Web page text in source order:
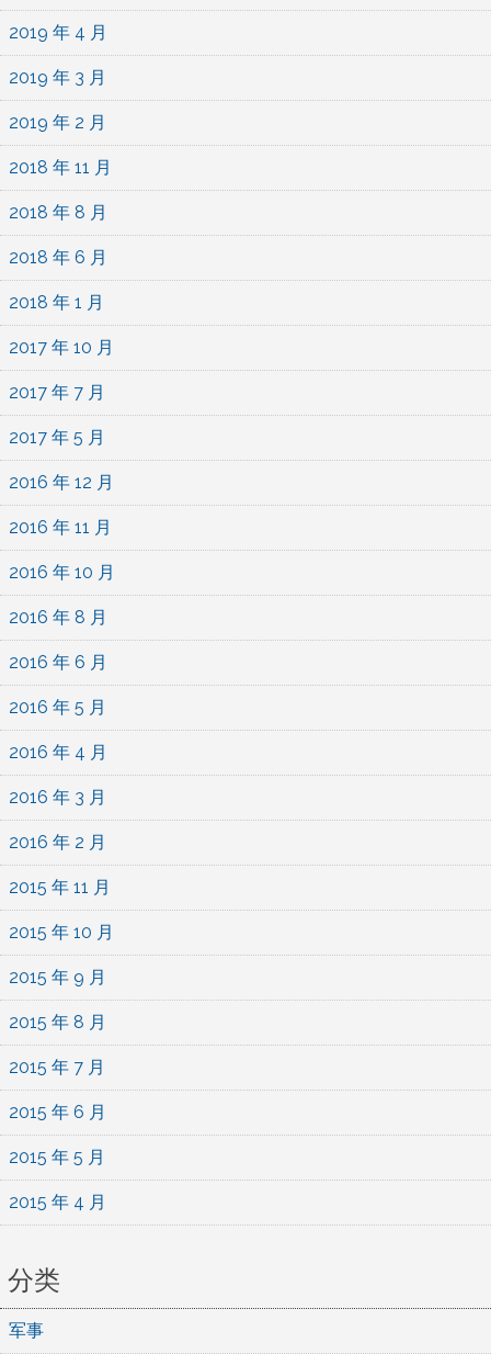
2019 年 4 月
2019 年 3 月
2019 年 2 月
2018 年 11 月
2018 年 8 月
2018 年 6 月
2018 年 1 月
2017 年 10 月
2017 年 7 月
2017 年 5 月
2016 年 12 月
2016 年 11 月
2016 年 10 月
2016 年 8 月
2016 年 6 月
2016 年 5 月
2016 年 4 月
2016 年 3 月
2016 年 2 月
2015 年 11 月
2015 年 10 月
2015 年 9 月
2015 年 8 月
2015 年 7 月
2015 年 6 月
2015 年 5 月
2015 年 4 月
分类
军事